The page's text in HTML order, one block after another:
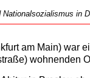
in
am Main) war
wohnenden